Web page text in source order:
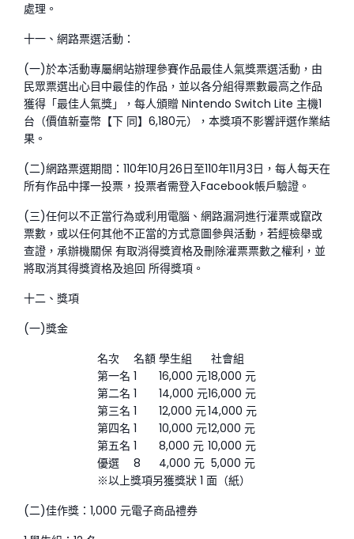
處理。
十一、網路票選活動：
(一)於本活動專屬網站辦理參賽作品最佳人氣獎票選活動，由
民眾票選出心目中最佳的作品，並以各分組得票數最高之作品
獲得「最佳人氣獎」，每人頒贈 Nintendo Switch Lite 主機1
台（價值新臺幣【下 同】6,180元），本獎項不影響評選作業結
果。
(二)網路票選期間：110年10月26日至110年11月3日，每人每天在
所有作品中擇一投票，投票者需登入Facebook帳戶驗證。
(三)任何以不正當行為或利用電腦、網路漏洞進行灌票或竄改
票數，或以任何其他不正當的方式意圖參與活動，若經檢舉或
查證，承辦機關保 有取消得獎資格及刪除灌票票數之權利，並
將取消其得獎資格及追回 所得獎項。
十二、獎項
(一)獎金
名次
名額 學生組
社會組
第一名 1 16,000 元18,000 元
第二名 1 14,000 元16,000 元
第三名 1 12,000 元14,000 元
第四名 1 10,000 元12,000 元
第五名 1 8,000 元 10,000 元
優選
8 4,000 元 5,000 元
※以上獎項另獲獎狀 1 面（紙）
(二)佳作獎：1,000 元電子商品禮券